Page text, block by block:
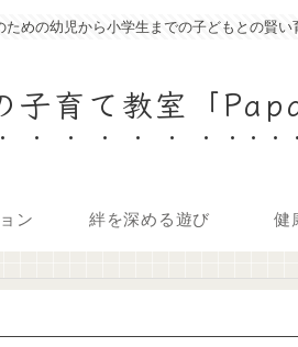
ための幼児から小学生までの子どもとの賢い
子育て教室「
ン 絆を深める遊び 健